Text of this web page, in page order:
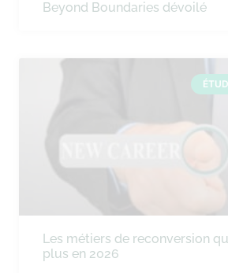
Beyond Boundaries dévoilé
Les métiers de reconversion
plus en 2026